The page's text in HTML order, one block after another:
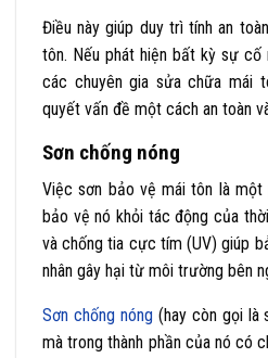
Điều này giúp duy trì tính an
tôn. Nếu phát hiện bất kỳ sự cố
các chuyên gia sửa chữa mái
quyết vấn đề một cách an toàn
Sơn chống nóng
Việc sơn bảo vệ mái tôn là một
bảo vệ nó khỏi tác động của
và chống tia cực tím (UV) giúp
nhân gây hại từ môi trường bên
Sơn chống nóng (hay còn gọi là
mà trong thành phần của nó có